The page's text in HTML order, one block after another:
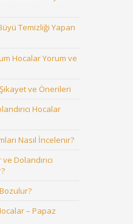
Temizliği Yapan
Hocalar Yorum ve
ve Önerileri
Hocalar
Nasıl İncelenir?
Dolandırıcı
– Papaz